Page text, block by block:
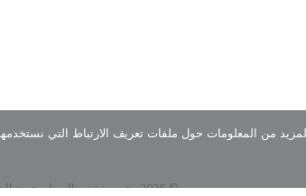
© 2026 مؤسسة توني إلوميلو. جميع الحقوق محفوظة
من المعلومات حول ملفات تعريف الارتباط التي